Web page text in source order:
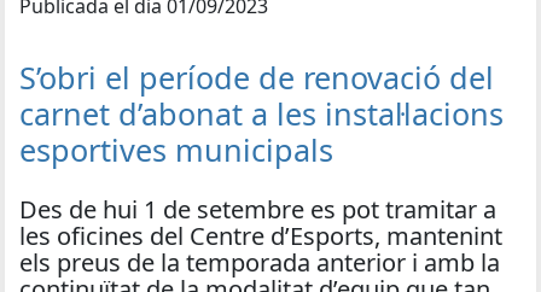
Publicada el dia 01/09/2023
S’obri el període de renovació del
carnet d’abonat a les instal·lacions
esportives municipals
Des de hui 1 de setembre es pot tramitar a
les oficines del Centre d’Esports, mantenint
els preus de la temporada anterior i amb la